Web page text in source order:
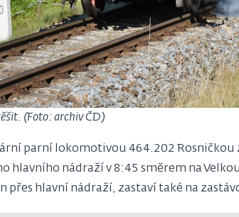
(Foto: archiv ČD)
parní lokomotivou 464.202
hlavního nádraží v 8:45 směrem na
přes hlavní nádraží, zastaví také na